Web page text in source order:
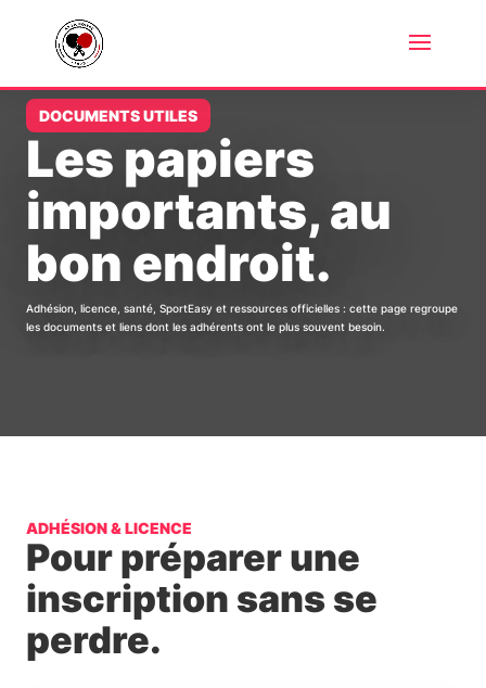
DOCUMENTS UTILES
Les papiers
importants, au
bon endroit.
Adhésion, licence, santé, SportEasy et ressources officielles : cette page regroupe
les documents et liens dont les adhérents ont le plus souvent besoin.
ADHÉSION & LICENCE
Pour préparer une
inscription sans se
perdre.